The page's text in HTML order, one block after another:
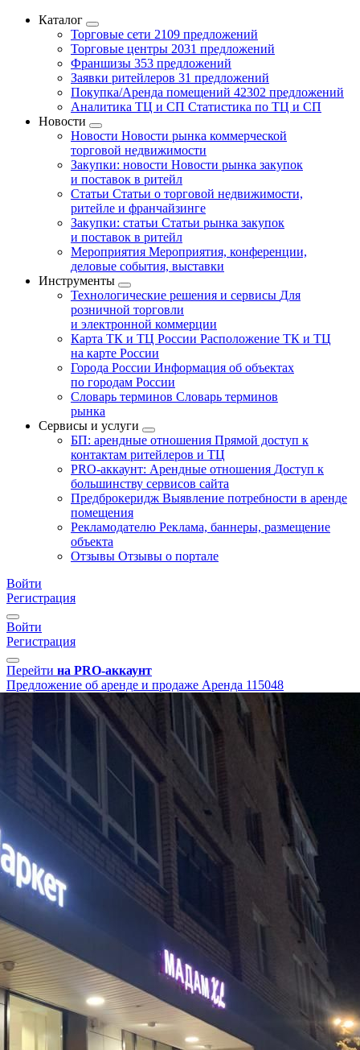
Каталог
Торговые сети 2109 предложений
Торговые центры 2031 предложений
Франшизы 353 предложений
Заявки ритейлеров 31 предложений
Покупка/Аренда помещений 42302 предложений
Аналитика ТЦ и СП Статистика по ТЦ и СП
Новости
Новости Новости рынка коммерческой
торговой недвижимости
Закупки: новости Новости рынка закупок
и поставок в ритейл
Статьи Статьи о торговой недвижимости,
ритейле и франчайзинге
Закупки: статьи Статьи рынка закупок
и поставок в ритейл
Мероприятия Мероприятия, конференции,
деловые события, выставки
Инструменты
Технологические решения и сервисы Для
розничной торговли
и электронной коммерции
Карта ТК и ТЦ России Расположение ТК и ТЦ
на карте России
Города России Информация об объектах
по городам России
Словарь терминов Словарь терминов
рынка
Сервисы и услуги
БП: арендные отношения Прямой доступ к
контактам ритейлеров и ТЦ
PRO-аккаунт: Арендные отношения Доступ к
большинству сервисов сайта
Предброкеридж Выявление потребности в аренде
помещения
Рекламодателю Реклама, баннеры, размещение
объекта
Отзывы Отзывы о портале
Войти
Регистрация
Войти
Регистрация
Перейти на PRO-аккаунт
Предложение об аренде и продаже Аренда 115048